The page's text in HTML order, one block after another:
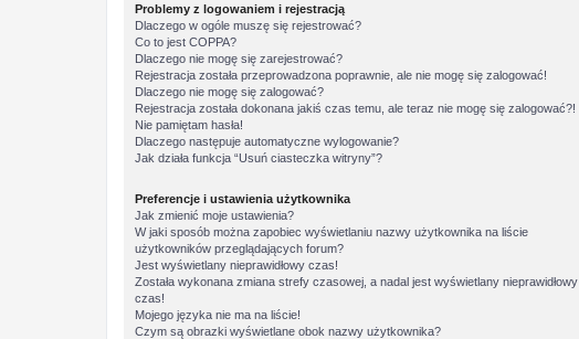
Problemy z logowaniem i rejestracją
Dlaczego w ogóle muszę się rejestrować?
Co to jest COPPA?
Dlaczego nie mogę się zarejestrować?
Rejestracja została przeprowadzona poprawnie, ale nie mogę się zalogować!
Dlaczego nie mogę się zalogować?
Rejestracja została dokonana jakiś czas temu, ale teraz nie mogę się zalogować?!
Nie pamiętam hasła!
Dlaczego następuje automatyczne wylogowanie?
Jak działa funkcja “Usuń ciasteczka witryny”?
Preferencje i ustawienia użytkownika
Jak zmienić moje ustawienia?
W jaki sposób można zapobiec wyświetlaniu nazwy użytkownika na liście
użytkowników przeglądających forum?
Jest wyświetlany nieprawidłowy czas!
Została wykonana zmiana strefy czasowej, a nadal jest wyświetlany nieprawidłowy
czas!
Mojego języka nie ma na liście!
Czym są obrazki wyświetlane obok nazwy użytkownika?